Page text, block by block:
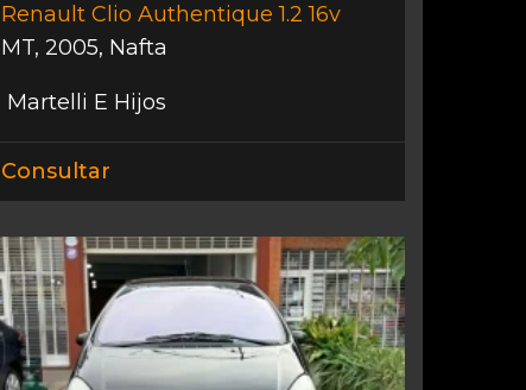
Renault Clio Authentique 1.2 16v
MT, 2005, Nafta
Martelli E Hijos
Consultar